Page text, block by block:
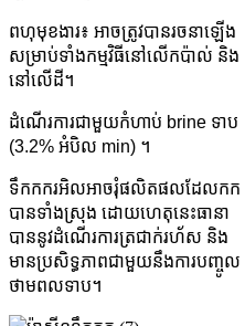
ពហុមុខងារ៖ អាចត្រូវបានរចនាឡើង
សម្រាប់ទាំងកម្មវិធីនៅលើកប៉ាល់ និង
នៅលើដី។
ដំណើរការជាមួយកំហាប់ brine ទាប
(3.2% អំបិល min) ។
ទឹកកករអិលអាចរុំផលិតផលដែលកក
បានទាំងស្រុង ដោយហេតុនេះធានា
បាននូវដំណើរការត្រជាក់រហ័ស និង
មានប្រសិទ្ធភាពជាមួយនឹងការបញ្ចូល
ថាមពលទាប។